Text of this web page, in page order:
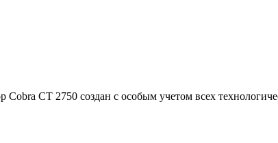
CT 2750 создан с особым учетом всех